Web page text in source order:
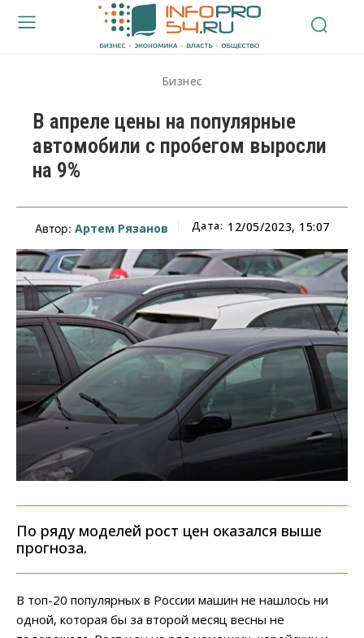
Бизнес
В апреле цены на популярные
автомобили с пробегом выросли
на 9%
Автор: Артем Рязанов Дата: 12/05/2023, 15:07
По ряду моделей рост цен оказался выше
прогноза.
В топ-20 популярных в России машин не нашлось ни
одной, которая бы за второй месяц весны не